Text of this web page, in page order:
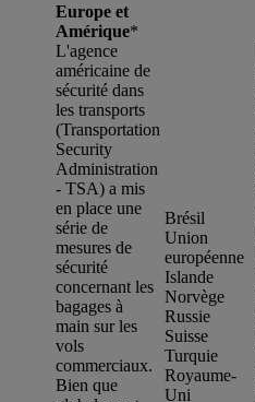
Europe et
Amérique*
L'agence
américaine de
sécurité dans
les transports
(Transportation
Security
Administration
- TSA) a mis
en place une
série de
mesures de
sécurité
concernant les
bagages à
main sur les
vols
commerciaux.
Bien que
Brésil
Union
européenne
Islande
Norvège
Russie
Suisse
Turquie
Royaume-
Uni